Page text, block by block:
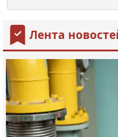
Лента